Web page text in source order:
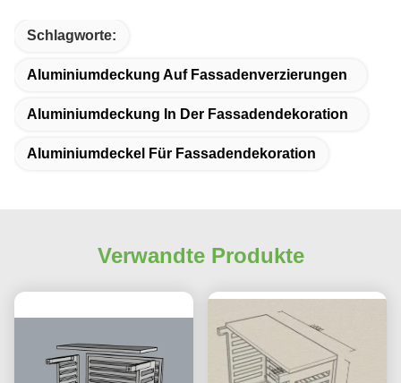
Schlagworte:
Aluminiumdeckung Auf Fassadenverzierungen
Aluminiumdeckung In Der Fassadendekoration
Aluminiumdeckel Für Fassadendekoration
Verwandte Produkte